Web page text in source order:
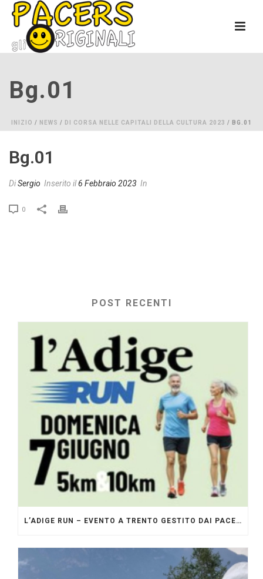
Bg.01
INIZIO / NEWS / DI CORSA NELLE CAPITALI DELLA CULTURA 2023 / BG.01
Bg.01
DiSergio Inserito il6 Febbraio 2023 In
0
POST RECENTI
L’ADIGE RUN – EVENTO A TRENTO GESTITO DAI PACERS GLI ORIGINALI